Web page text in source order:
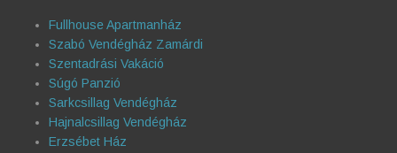
Fullhouse Apartmanház
Szabó Vendégház Zamárdi
Szentadrási Vakáció
Súgó Panzió
Sarkcsillag Vendégház
Hajnalcsillag Vendégház
Erzsébet Ház